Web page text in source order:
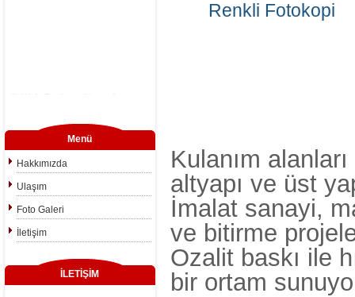
Web Sayfamız Yayında
Menü
Hakkımızda
Ulaşım
Foto Galeri
İletişim
İLETİŞİM
Renkli Fotokopi
Kulanım
altyapı ve üst
İmalat sanayi,
ve bitirme
Ozalit baskı ile
bir ortam